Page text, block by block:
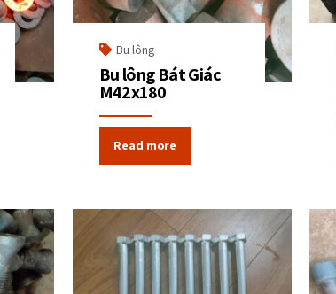
Bu lông
Bu lông Bát Giác
M42x180
Read more